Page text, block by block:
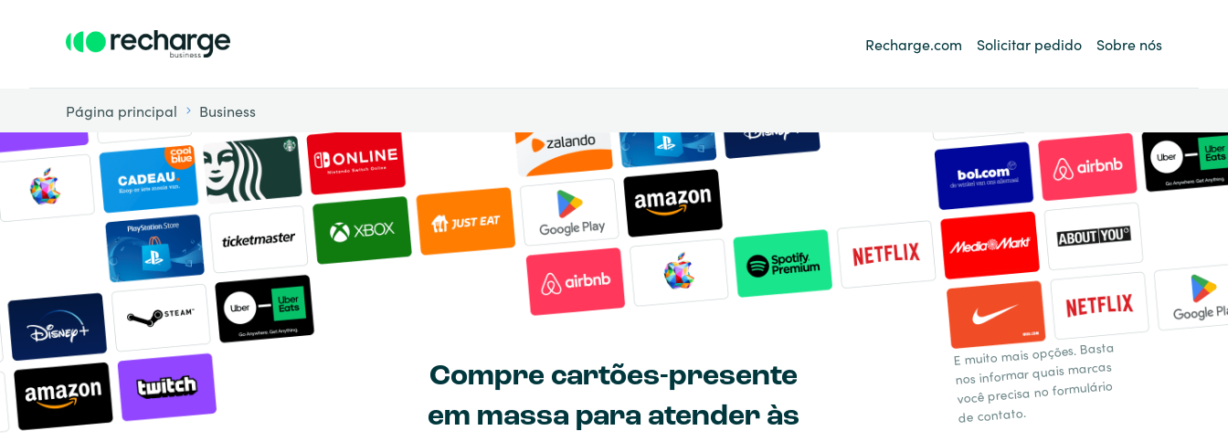
Recharge.com Solicitar pedido Sobre nós
Página principal Business
Compre cartões-presente
em massa para atender às
E muito mais opções. Basta
nos informar quais marcas
você precisa no formulário
de contato.